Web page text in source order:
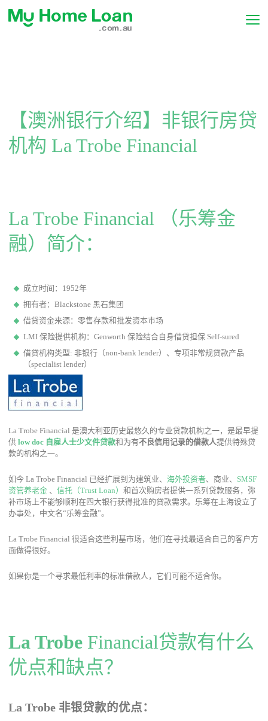
【澳洲银行介绍】非银行房贷
机构 La Trobe Financial
La Trobe Financial （乐筹金
融）简介：
成立时间：1952年
拥有者：Blackstone 黑石集团
借贷资金来源：零售存款和批发资本市场
LMI 保险提供机构：Genworth 保险结合自身借贷担保 Self-sured
借贷机构类型: 非银行（non-bank lender）、专项非常规贷款产品
（specialist lender）
La Trobe Financial 是澳大利亚历史最悠久的专业贷款机构之一，是最早提
供 low doc 自雇人士少文件贷款和为有不良信用记录的借款人提供特殊贷
款的机构之一。
如今 La Trobe Financial 已经扩展到为建筑业、 海外投资者、商业、 SMSF
资管养老金 、 信托（Trust Loan） 和首次购房者提供一系列贷款服务，弥
补市场上不能够顺利在四大银行获得批准的贷款需求。乐筹在上海设立了
办事处，中文名“乐筹金融”。
La Trobe Financial 很适合这些利基市场，他们在寻找最适合自己的客户方
面做得很好。
如果你是一个寻求最低利率的标准借款人，它们可能不适合你。
La Trobe Financial贷款有什么
优点和缺点？
La Trobe 非银贷款的优点：